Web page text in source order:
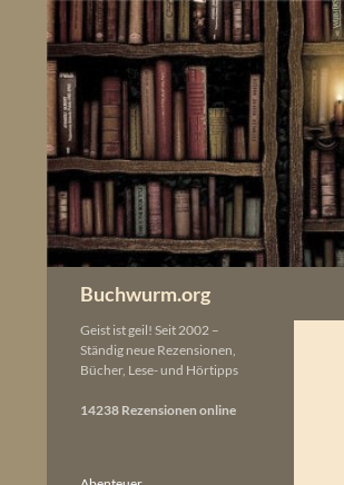
springen
Buchwurm.org
Geist ist geil! Seit 2002 –
Ständig neue Rezensionen,
Bücher, Lese- und Hörtipps
14238 Rezensionen online